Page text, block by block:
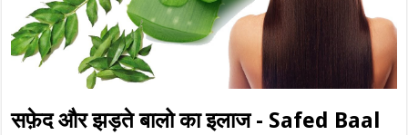
सफ़ेद और झड़ते बालो का इलाज - Safed Baal